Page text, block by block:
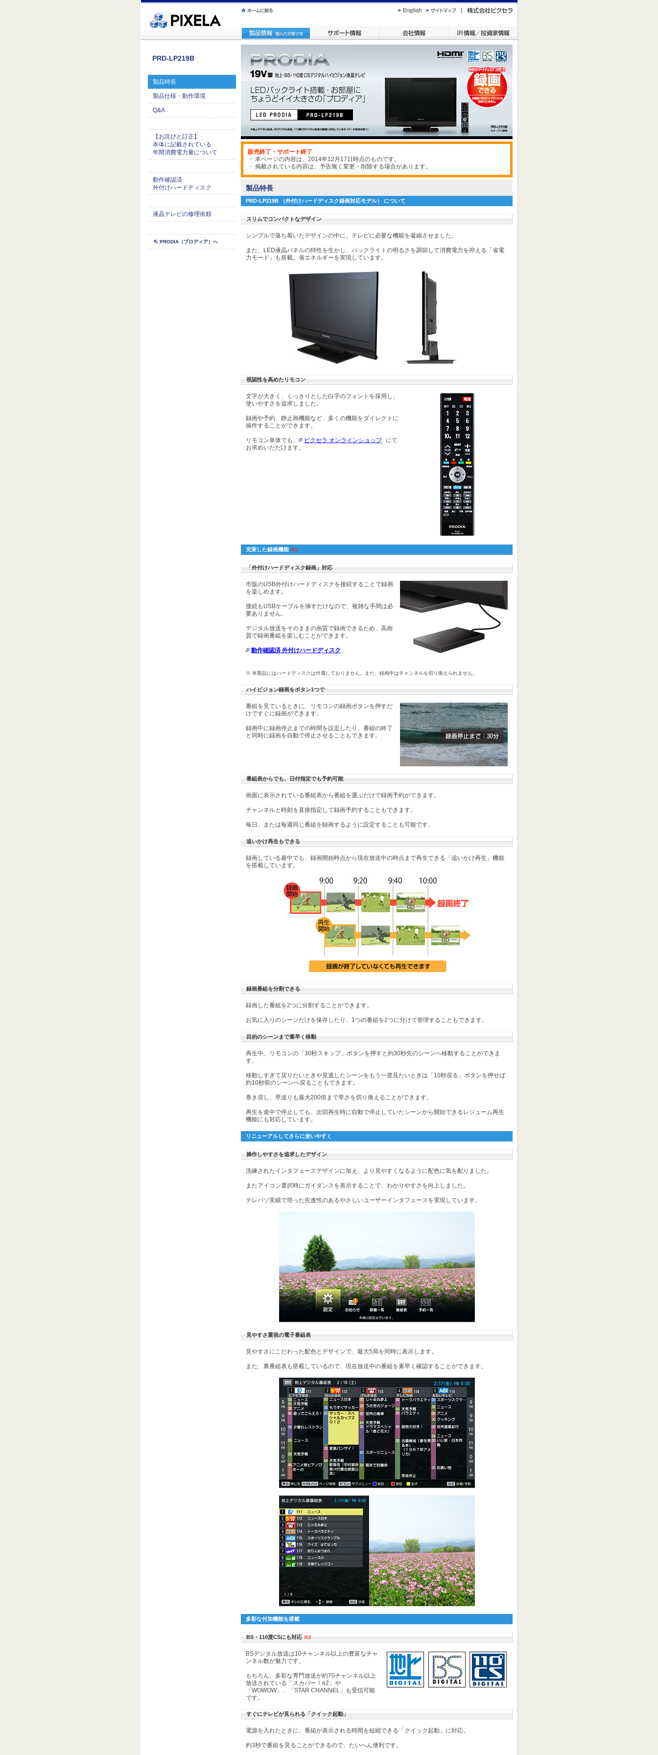
ｸ蜀�ｒ遘ｻ蜍輔☆繧九◆繧√�繝ｪ繝ｳ繧ｯ縺ｧ縺吶�
PRD-LP219B
製品特長
製品仕様・動作環境
Q&A
【お詫びと訂正】
本体に記載されている
年間消費電力量について
動作確認済
外付けハードディスク
液晶テレビの修理依頼
PRODIA（プロディア）へ
販売終了・サポート終了
・ 本ページの内容は、2014年12月17日時点のものです。
・ 掲載されている内容は、予告無く変更・削除する場合があります。
製品特長
PRD-LP219B （外付けハードディスク録画対応モデル） について
スリムでコンパクトなデザイン
シンプルで落ち着いたデザインの中に、テレビに必要な機能を凝縮させました。
また、LED液晶パネルの特性を生かし、バックライトの明るさを調節して消費電力を抑える「省電
力モード」も搭載。省エネルギーを実現しています。
視認性を高めたリモコン
文字が大きく、くっきりとした白字のフォントを採用し、
使いやすさを追求しました。
録画や予約、静止画機能など、多くの機能をダイレクトに
操作することができます。
リモコン単体でも、 ピクセラ オンラインショップ
にて
お求めいただけます。
充実した録画機能 ※1
「外付けハードディスク録画」対応
市販のUSB外付けハードディスクを接続することで録画
を楽しめます。
接続もUSBケーブルを挿すだけなので、複雑な手間は必
要ありません。
デジタル放送をそのままの画質で録画できるため、高画
質で録画番組を楽しむことができます。
動作確認済 外付けハードディスク
※ 本製品にはハードディスクは付属しておりません。また、録画中はチャンネルを切り換えられません。
ハイビジョン録画をボタン1つで
番組を見ているときに、リモコンの録画ボタンを押すだ
けですぐに録画ができます。
録画中に録画停止までの時間を設定したり、番組の終了
と同時に録画を自動で停止させることもできます。
番組表からでも、日付指定でも予約可能
画面に表示されている番組表から番組を選ぶだけで録画予約ができます。
チャンネルと時刻を直接指定して録画予約することもできます。
毎日、または毎週同じ番組を録画するように設定することも可能です。
追いかけ再生もできる
録画している最中でも、録画開始時点から現在放送中の時点まで再生できる「追いかけ再生」機能
を搭載しています。
録画番組を分割できる
録画した番組を2つに分割することができます。
お気に入りのシーンだけを保存したり、1つの番組を2つに分けて管理することもできます。
目的のシーンまで素早く移動
再生中、リモコンの「30秒スキップ」ボタンを押すと約30秒先のシーンへ移動することができま
す。
移動しすぎて戻りたいときや見逃したシーンをもう一度見たいときは「10秒戻る」ボタンを押せば
約10秒前のシーンへ戻ることもできます。
巻き戻し、早送りも最大200倍まで早さを切り換えることができます。
再生を途中で停止しても、次回再生時に自動で停止していたシーンから開始できるレジューム再生
機能にも対応しています。
リニューアルしてさらに使いやすく
操作しやすさを追求したデザイン
洗練されたインタフェースデザインに加え、より見やすくなるように配色に気を配りました。
またアイコン選択時にガイダンスを表示することで、わかりやすさを向上しました。
テレパソ実績で培った先進性のあるやさしいユーザーインタフェースを実現しています。
見やすさ重視の電子番組表
見やすさにこだわった配色とデザインで、最大5局を同時に表示します。
また、裏番組表も搭載しているので、現在放送中の番組を素早く確認することができます。
多彩な付加機能を搭載
BS・110度CSにも対応※2
BSデジタル放送は10チャンネル以上の豊富なチャ
ンネル数が魅力です。
もちろん、多彩な専門放送が約70チャンネル以上
放送されている「スカパー！e2」や
「WOWOW」、「STAR CHANNEL」も受信可能
です。
すぐにテレビが見られる「クイック起動」
電源を入れたときに、番組が表示される時間を短縮できる「クイック起動」に対応。
約3秒で番組を見ることができるので、たいへん便利です。